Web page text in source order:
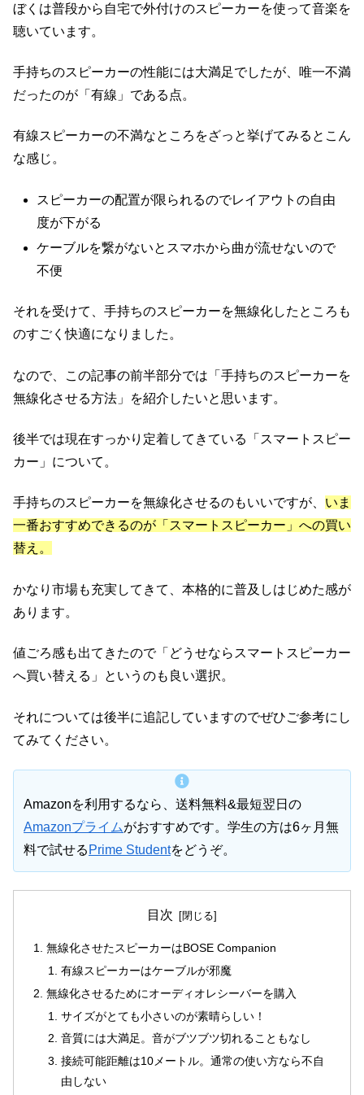
ぼくは普段から自宅で外付けのスピーカーを使って音楽を
聴いています。
手持ちのスピーカーの性能には大満足でしたが、唯一不満
だったのが「有線」である点。
有線スピーカーの不満なところをざっと挙げてみるとこん
な感じ。
スピーカーの配置が限られるのでレイアウトの自由
度が下がる
ケーブルを繋がないとスマホから曲が流せないので
不便
それを受けて、手持ちのスピーカーを無線化したところも
のすごく快適になりました。
なので、この記事の前半部分では「手持ちのスピーカーを
無線化させる方法」を紹介したいと思います。
後半では現在すっかり定着してきている「スマートスピー
カー」について。
手持ちのスピーカーを無線化させるのもいいですが、 いま
一番おすすめできるのが「スマートスピーカー」への買い
替え。
かなり市場も充実してきて、本格的に普及しはじめた感が
あります。
値ごろ感も出てきたので「どうせならスマートスピーカー
へ買い替える」というのも良い選択。
それについては後半に追記していますのでぜひご参考にし
てみてください。
Amazonを利用するなら、送料無料&最短翌日の
Amazonプライムがおすすめです。学生の方は6ヶ月無
料で試せる Prime Studentをどうぞ。
目次
無線化させたスピーカーはBOSE Companion
有線スピーカーはケーブルが邪魔
無線化させるためにオーディオレシーバーを購入
サイズがとても小さいのが素晴らしい！
音質には大満足。音がブツブツ切れることもなし
接続可能距離は10メートル。通常の使い方なら不自
由しない